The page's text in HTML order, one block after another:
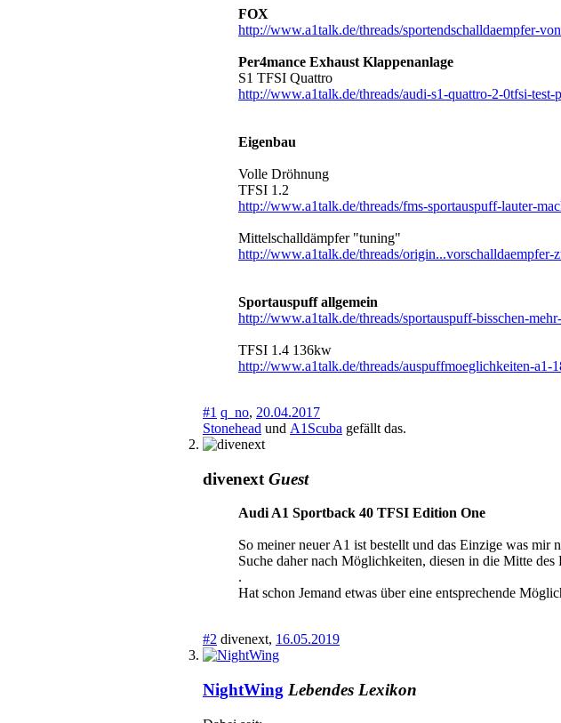
FOX
http://www.a1talk.de/threads/sportendschalldaempfer-
Per4mance Exhaust Klappenanlage
S1 TFSI Quattro
http://www.a1talk.de/threads/audi-s1-quattro-2-0tfsi-test-
Eigenbau
Volle Dröhnung
TFSI 1.2
http://www.a1talk.de/threads/fms-sportauspuff-lauter-
Mittelschalldämpfer "tuning"
http://www.a1talk.de/threads/origin...vorschalldaempfer-
Sportauspuff allgemein
http://www.a1talk.de/threads/sportauspuff-bisschen-
TFSI 1.4 136kw
http://www.a1talk.de/threads/auspuffmoeglichkeiten-a1-
#1 q_no, 20.04.2017
Stonehead und A1Scuba gefällt das.
divenext Guest
Audi A1 Sportback 40 TFSI Edition One
So meiner neuer A1 ist bestellt und das Einzige was
Suche daher nach Möglichkeiten, diesen in die Mitte
.
Hat schon Jemand etwas über eine entsprechende
#2 divenext, 16.05.2019
NightWing Lebendes Lexikon